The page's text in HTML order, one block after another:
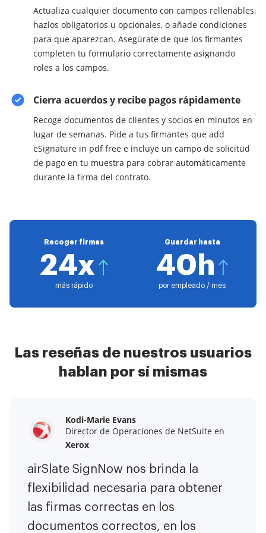
Actualiza cualquier documento con campos rellenables,
hazlos obligatorios u opcionales, o añade condiciones
para que aparezcan. Asegúrate de que los firmantes
completen tu formulario correctamente asignando
roles a los campos.
Cierra acuerdos y recibe pagos rápidamente
Recoge documentos de clientes y socios en minutos en
lugar de semanas. Pide a tus firmantes que add
eSignature in pdf free e incluye un campo de solicitud
de pago en tu muestra para cobrar automáticamente
durante la firma del contrato.
Recoger firmas
24x
más rápido
Guardar hasta
40h
por empleado / mes
Las reseñas de nuestros usuarios
hablan por sí mismas
Kodi-Marie Evans
Director de Operaciones de NetSuite en
Xerox
airSlate SignNow nos brinda la
flexibilidad necesaria para obtener
las firmas correctas en los
documentos correctos, en los
Samantha Jo
Socio de cliente Enterprise enYelp
airSlate SignNow ha hecho mi vida
más fácil. ¡Ha sido fundamental
tener la capacidad de firmar
contratos en cualquier lugar! Ahora
Megan Bond
Gestión de marketing digital en
Electrolux
Este software ha aumentado el
valor de nuestro negocio. Me he
librado de las tareas repetitivas.
Soy capaz de crear formularios web